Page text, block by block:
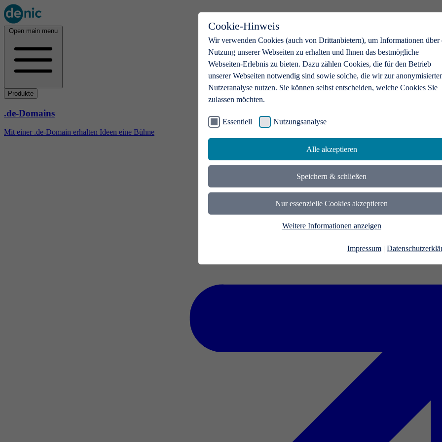
Cookie-Hinweis
Wir verwenden Cookies (auch von Drittanbietern), um Informationen über
Nutzung unserer Webseiten zu erhalten und Ihnen das bestmögliche
Webseiten-Erlebnis zu bieten. Dazu zählen Cookies, die für den Betrieb
unserer Webseiten notwendig sind sowie solche, die wir zur
Nutzeranalyse nutzen. Sie können selbst entscheiden, welche Cookies Sie
zulassen möchten.
Essentiell Nutzungsanalyse
Alle akzeptieren
Speichern & schließen
Nur essenzielle Cookies akzeptieren
Weitere Informationen anzeigen
Impressum |
Open main menu
Produkte
.de-Domains
Mit einer .de-Domain erhalten Ideen eine Bühne